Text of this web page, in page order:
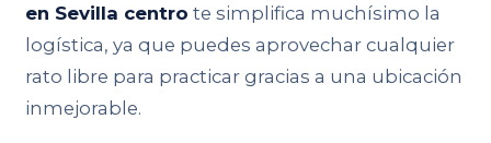
en Sevilla centro te simplifica muchísimo la
logística, ya que puedes aprovechar cualquier
rato libre para practicar gracias a una ubicación
inmejorable.